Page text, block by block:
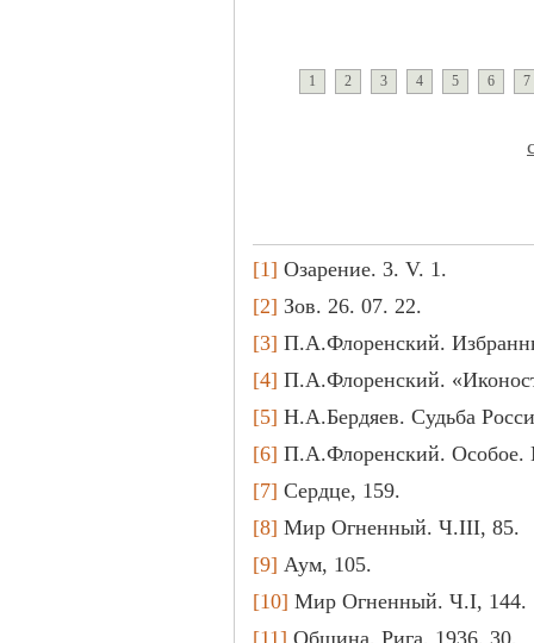
1 2 3 4 5 6 7
[1] Озарение. 3. V. 1.
[2] Зов. 26. 07. 22.
[3] П.А.Флоренский.
[4] П.А.Флоренский.
[5] Н.А.Бердяев. Судьба
[6] П.А.Флоренский. Особое.
[7] Сердце, 159.
[8] Мир Огненный. Ч.III, 85.
[9] Аум, 105.
[10] Мир Огненный. Ч.I, 144.
[11] Община. Рига. 1936, 30.